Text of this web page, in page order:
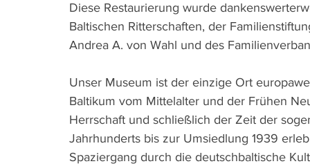
Diese Restaurierung wurde
Baltischen Ritterschaften, der
Andrea A. von Wahl und des
Unser Museum ist der einzige Ort
Baltikum vom Mittelalter und der Frühen
Herrschaft und schließlich der Zeit der
Jahrhunderts bis zur Umsiedlung 1939
Spaziergang durch die deutschbaltische